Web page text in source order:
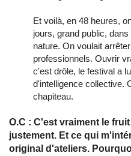
Et voilà, en 48 heures,
jours, grand public,
nature. On voulait
professionnels. Ouvrir
c'est drôle, le festival a
d'intelligence collective.
chapiteau.
O.C : C'est vraiment le
justement. Et ce qui
original d'ateliers.